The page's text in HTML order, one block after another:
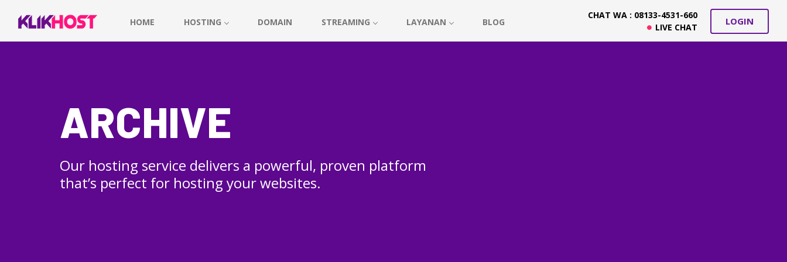
HOME HOSTING DOMAIN STREAMING LAYANAN BLOG
CHAT WA : 08133-4531-660
LIVE CHAT
LOGIN
ARCHIVE
Our hosting service delivers a powerful, proven platform
that’s perfect for hosting your websites.